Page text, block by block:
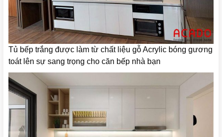
Tủ bếp trắng được làm từ chất liệu gỗ Acrylic bóng gương
toát lên sự sang trọng cho căn bếp nhà bạn